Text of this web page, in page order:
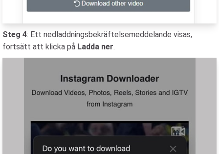
Steg 4: Ett nedladdningsbekräftelsemeddelande visas,
fortsätt att klicka på Ladda ner.